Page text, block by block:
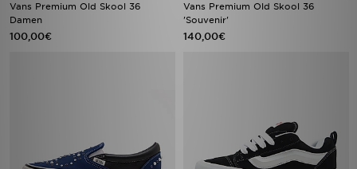
Vans Premium Old Skool 36
Damen
100,00€
Vans Premium Old Skool 36
'Souvenir'
140,00€